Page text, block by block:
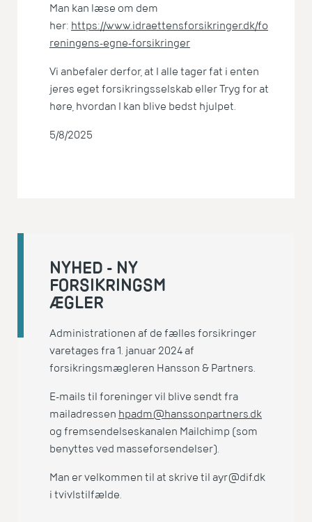
Man kan læse om dem
her: https://www.idraettensforsikringer.dk/fo
reningens-egne-forsikringer
Vi anbefaler derfor, at I alle tager fat i enten
jeres eget forsikringsselskab eller Tryg for at
høre, hvordan I kan blive bedst hjulpet.
5/8/2025
NYHED - NY
FORSIKRINGSM
ÆGLER
Administrationen af de fælles forsikringer
varetages fra 1. januar 2024 af
forsikringsmægleren Hansson & Partners.
E-mails til foreninger vil blive sendt fra
mailadressen hpadm@hanssonpartners.dk
og fremsendelseskanalen Mailchimp (som
benyttes ved masseforsendelser).
Man er velkommen til at skrive til ayr@dif.dk
i tvivlstilfælde.